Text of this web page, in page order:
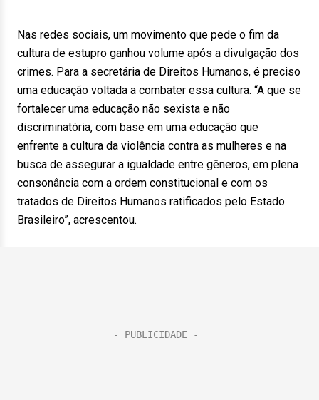
Nas redes sociais, um movimento que pede o fim da
cultura de estupro ganhou volume após a divulgação dos
crimes. Para a secretária de Direitos Humanos, é preciso
uma educação voltada a combater essa cultura. “A que se
fortalecer uma educação não sexista e não
discriminatória, com base em uma educação que
enfrente a cultura da violência contra as mulheres e na
busca de assegurar a igualdade entre gêneros, em plena
consonância com a ordem constitucional e com os
tratados de Direitos Humanos ratificados pelo Estado
Brasileiro”, acrescentou.